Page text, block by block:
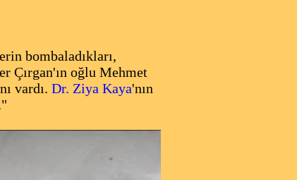
bombaladıkları,
Çırgan'ın oğlu Mehmet
vardı. Dr. Ziya Kaya'nın